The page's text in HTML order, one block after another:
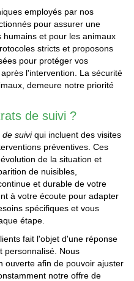
employés par nos
pour assurer une
humains et pour les animaux
stricts et proposons
pour protéger vos
l'intervention. La sécurité
demeure notre priorité
de suivi ?
de suiviqui incluent des visites
préventives. Ces
de la situation et
de nuisibles,
et durable de votre
à votre écoute pour adapter
spécifiques et vous
étape.
fait l'objet d'une réponse
personnalisé. Nous
ouverte afin de pouvoir ajuster
notre offre de